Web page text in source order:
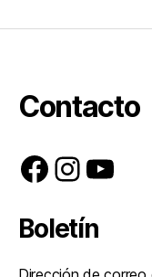
Contacto
Facebook
Boletín